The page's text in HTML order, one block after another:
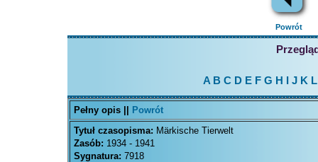
Powrót
A B C D EFG H J K L
Pełny opis ||
Powrót
Tytuł czasopisma: Märkische Tierwelt
Zasób: 1934 - 1941
Sygnatura: 7918